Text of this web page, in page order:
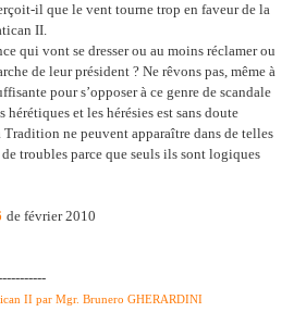
il que le vent tourne trop en faveur de la
II.
qui vont se dresser ou au moins réclamer ou
de leur président ? Ne rêvons pas, même à
pour s’opposer à ce genre de scandale
et les hérésies est sans doute
Tradition ne peuvent apparaître dans de telles
troubles parce que seuls ils sont logiques
de février 2010
II par Mgr. Brunero GHERARDINI